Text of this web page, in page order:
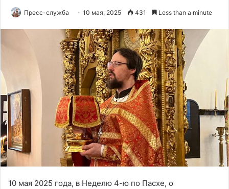
Пресс-служба 10 мая, 2025 431 Less than a minute
10 мая 2025 года, в Неделю 4-ю по Пасхе, о